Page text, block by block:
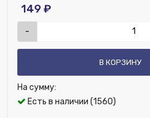
Есть в наличии (1560)
149 ₽
-
В КОРЗИНУ
На сумму: